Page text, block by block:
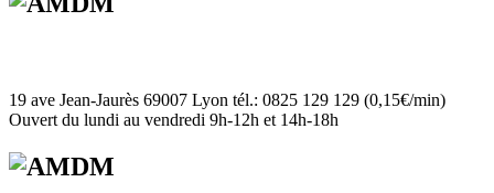
19 ave Jean-Jaurès 69007 Lyon tél.: 0825 129 129 (0,15€/min)
Ouvert du lundi au vendredi 9h-12h et 14h-18h